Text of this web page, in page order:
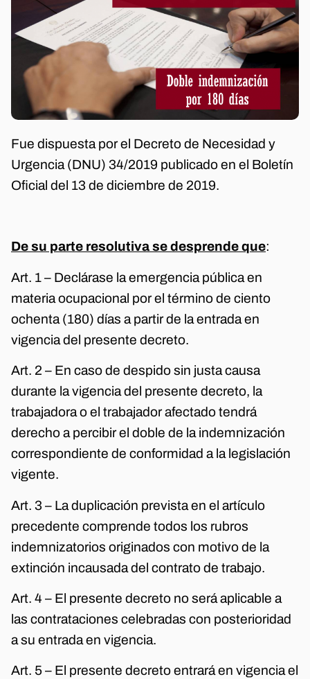
Fue dispuesta por el Decreto de Necesidad y
Urgencia (DNU) 34/2019 publicado en el Boletín
Oficial del 13 de diciembre de 2019.
De su parte resolutiva se desprende que:
Art. 1 – Declárase la emergencia pública en
materia ocupacional por el término de ciento
ochenta (180) días a partir de la entrada en
vigencia del presente decreto.
Art. 2 – En caso de despido sin justa causa
durante la vigencia del presente decreto, la
trabajadora o el trabajador afectado tendrá
derecho a percibir el doble de la indemnización
correspondiente de conformidad a la legislación
vigente.
Art. 3 – La duplicación prevista en el artículo
precedente comprende todos los rubros
indemnizatorios originados con motivo de la
extinción incausada del contrato de trabajo.
Art. 4 – El presente decreto no será aplicable a
las contrataciones celebradas con posterioridad
a su entrada en vigencia.
Art. 5 – El presente decreto entrará en vigencia el